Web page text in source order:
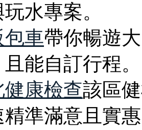
水專案。
包車帶你暢遊
能自訂行程。
健康檢查該區
精準滿意且實